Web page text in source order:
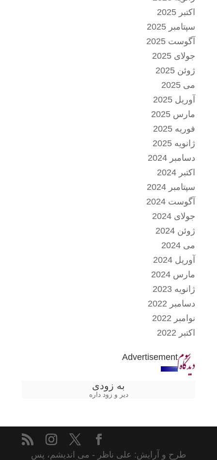
اکتبر 2025
سپتامبر 2025
آگوست 2025
جولای 2025
ژوئن 2025
می 2025
آوریل 2025
مارس 2025
فوریه 2025
ژانویه 2025
دسامبر 2024
اکتبر 2024
سپتامبر 2024
آگوست 2024
جولای 2024
ژوئن 2024
می 2024
آوریل 2024
مارس 2024
ژانویه 2023
دسامبر 2022
نوامبر 2022
اکتبر 2022
Advertisement
به زودی
دیر و زود داره
طرح و آرایش: علی ناظر - می اندیشم، پس